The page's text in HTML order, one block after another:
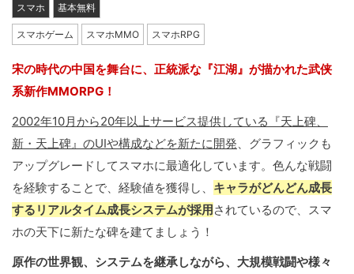
スマホ 基本無料
スマホゲーム スマホMMO スマホRPG
宋の時代の中国を舞台に、正統派な『江湖』が描かれた武侠
系新作MMORPG！
2002年10月から20年以上サービス提供している『天上碑、
新・天上碑』のUIや構成などを新たに開発 、グラフィックも
アップグレードしてスマホに最適化しています。色んな戦闘
を経験することで、経験値を獲得し、 キャラがどんどん成長
するリアルタイム成長システムが採用されているので、スマ
ホの天下に新たな碑を建てましょう！
原作の世界観、システムを継承しながら、大規模戦闘や様々